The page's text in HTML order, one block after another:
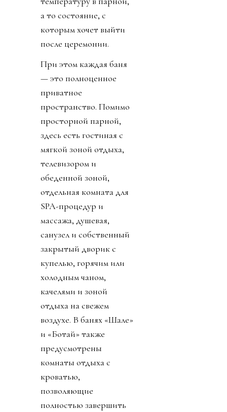
а то состояние, с
которым хочет выйти
после церемонии.
При этом каждая баня
— это полноценное
приватное
пространство. Помимо
просторной парной,
здесь есть гостиная с
мягкой зоной отдыха,
телевизором и
обеденной зоной,
отдельная комната для
SPA-процедур и
массажа, душевая,
санузел и собственный
закрытый дворик с
купелью, горячим или
холодным чаном,
качелями и зоной
отдыха на свежем
воздухе. В банях «Шале»
и «Ботай» также
предусмотрены
комнаты отдыха с
кроватью,
позволяющие
полностью завершить